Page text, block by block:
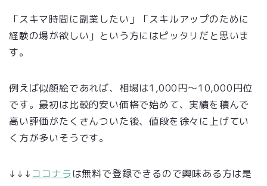
「スキマ時間に副業したい」「スキルアップのために
経験の場が欲しい」という方にはピッタリだと思いま
す。
例えば似顔絵であれば、相場は1,000円～10,000円位
です。最初は比較的安い価格で始めて、実績を積んで
高い評価がたくさんついた後、値段を徐々に上げてい
く方が多いそうです。
↓↓↓ ココナラは無料で登録できるので興味ある方は是